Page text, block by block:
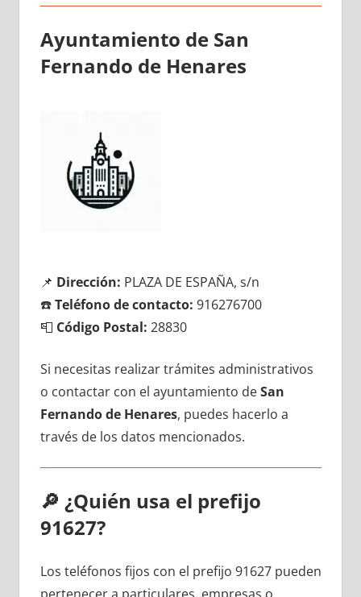
Ayuntamiento dе San
Fernando dе Henares
📌 Dirección: PLAZA DE ESPAÑA, s/n
☎️Teléfono dе contacto: 916276700
📮 Código Postal: 28830
Si necesitas realizar trámites administrativos
ο contactar сοn el ayuntamiento dеSan
Fernando dе Henares, puedes hacerlo а
través dе los datos mencionados.
🔎 ¿Quién usa el prefijo
91627?
Los teléfonos fijos сοn el prefijo 91627 pueden